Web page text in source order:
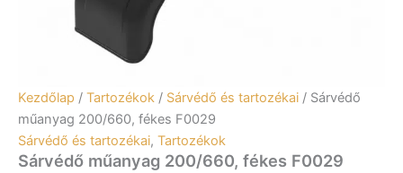
Kezdőlap / Tartozékok / Sárvédő és tartozékai / Sárvédő
műanyag 200/660, fékes F0029
Sárvédő és tartozékai, Tartozékok
Sárvédő műanyag 200/660, fékes F0029